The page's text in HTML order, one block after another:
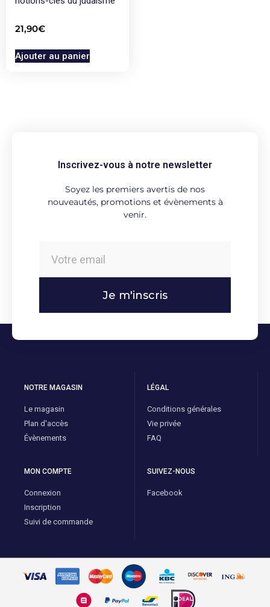
21,90€
Ajouter au panier
Inscrivez-vous à notre newsletter
Soyez les premiers avertis de nos
nouveautés, promotions et évènements à
venir.
Je m'inscris
NOTRE MAGASIN
Le magasin
Plan d'accès
Évènements
LÉGAL
Conditions générales
Vie privée
FAQ
MON COMPTE
Connexion
Inscription
Suivi de commande
SUIVEZ-NOUS
Facebook